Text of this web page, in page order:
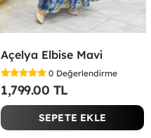
Açelya Elbise Mavi
0 Değerlendirme
1,799.00 TL
SEPETE EKLE